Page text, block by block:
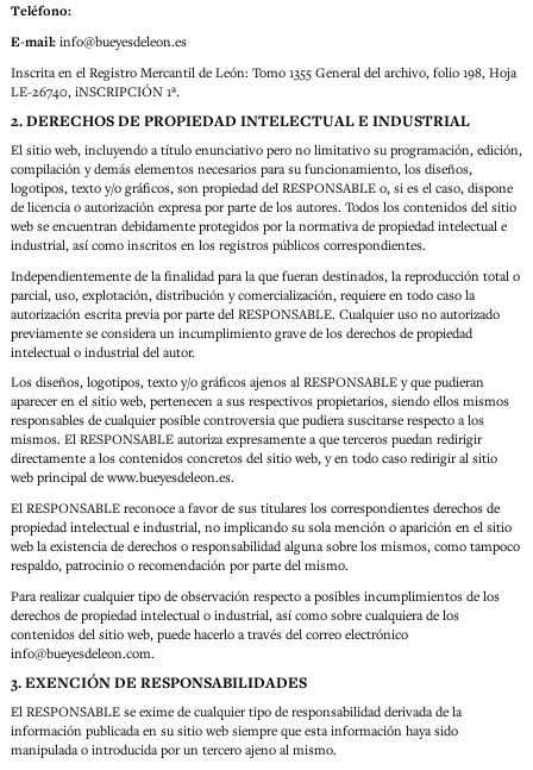
Teléfono:
E-mail: info@bueyesdeleon.es
Inscrita en el Registro Mercantil de León: Tomo 1355 General del archivo, folio 198, Hoja
LE-26740, iNSCRIPCIÓN 1ª.
2. DERECHOS DE PROPIEDAD INTELECTUAL E INDUSTRIAL
El sitio web, incluyendo a título enunciativo pero no limitativo su programación, edición,
compilación y demás elementos necesarios para su funcionamiento, los diseños,
logotipos, texto y/o gráficos, son propiedad del RESPONSABLE o, si es el caso, dispone
de licencia o autorización expresa por parte de los autores. Todos los contenidos del sitio
web se encuentran debidamente protegidos por la normativa de propiedad intelectual e
industrial, así como inscritos en los registros públicos correspondientes.
Independientemente de la finalidad para la que fueran destinados, la reproducción total o
parcial, uso, explotación, distribución y comercialización, requiere en todo caso la
autorización escrita previa por parte del RESPONSABLE. Cualquier uso no autorizado
previamente se considera un incumplimiento grave de los derechos de propiedad
intelectual o industrial del autor.
Los diseños, logotipos, texto y/o gráficos ajenos al RESPONSABLE y que pudieran
aparecer en el sitio web, pertenecen a sus respectivos propietarios, siendo ellos mismos
responsables de cualquier posible controversia que pudiera suscitarse respecto a los
mismos. El RESPONSABLE autoriza expresamente a que terceros puedan redirigir
directamente a los contenidos concretos del sitio web, y en todo caso redirigir al sitio
web principal de www.bueyesdeleon.es.
El RESPONSABLE reconoce a favor de sus titulares los correspondientes derechos de
propiedad intelectual e industrial, no implicando su sola mención o aparición en el sitio
web la existencia de derechos o responsabilidad alguna sobre los mismos, como tampoco
respaldo, patrocinio o recomendación por parte del mismo.
Para realizar cualquier tipo de observación respecto a posibles incumplimientos de los
derechos de propiedad intelectual o industrial, así como sobre cualquiera de los
contenidos del sitio web, puede hacerlo a través del correo electrónico
info@bueyesdeleon.com.
3. EXENCIÓN DE RESPONSABILIDADES
El RESPONSABLE se exime de cualquier tipo de responsabilidad derivada de la
información publicada en su sitio web siempre que esta información haya sido
manipulada o introducida por un tercero ajeno al mismo.